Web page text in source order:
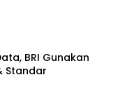
BRI Gunakan
Standar